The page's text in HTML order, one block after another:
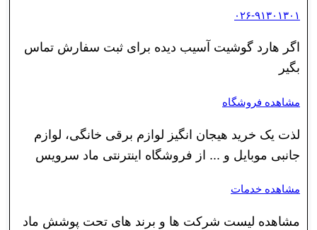
۰۲۶-۹۱۳۰۱۳۰۱
اگر هارد گوشیت آسیب دیده برای ثبت سفارش تماس
بگیر
مشاهده فروشگاه
لذت یک خرید هیجان انگیز لوازم برقی خانگی، لوازم
جانبی موبایل و ... از فروشگاه اینترنتی ماد سرویس
مشاهده خدمات
مشاهده لیست شرکت ها و برند های تحت پوشش ماد